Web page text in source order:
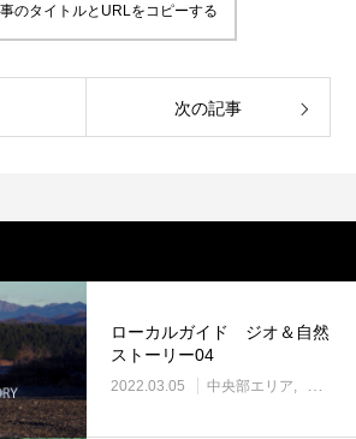
のタイトルとURLをコピーする
次の記事
ローカルガイド ジオ＆自然
ストーリー04
2022.03.05 中央部エリア 中央部